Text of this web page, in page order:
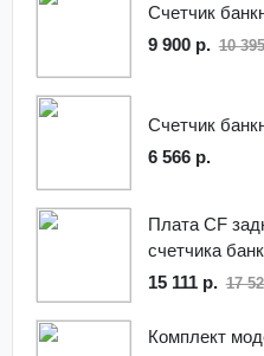
Счетчик
9 900 р. 10
Счетчик
6 566 р.
Плата CF
счетчика
15 111 р. 17
Комплект